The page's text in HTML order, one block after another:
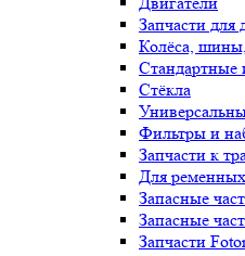
Запчасти для
Колёса,
Стандартные
Стёкла
Фильтры и
Запчасти к
Для
Запасные
Запасные
Запчасти